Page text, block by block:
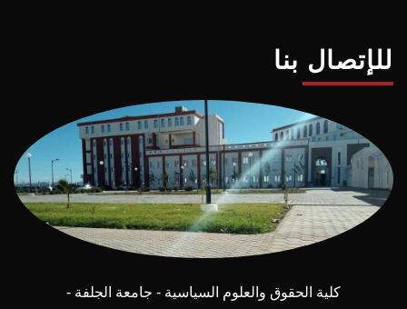
للإتصال بنا
كلية الحقوق والعلوم السياسية - جامعة الجلفة -